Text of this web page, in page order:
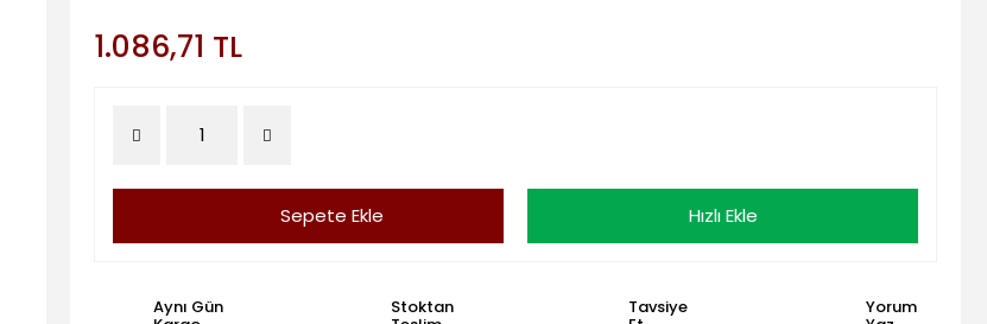
1.086,71 TL
Sepete Ekle Hızlı Ekle
Aynı Gün Stoktan Tavsiye Yorum